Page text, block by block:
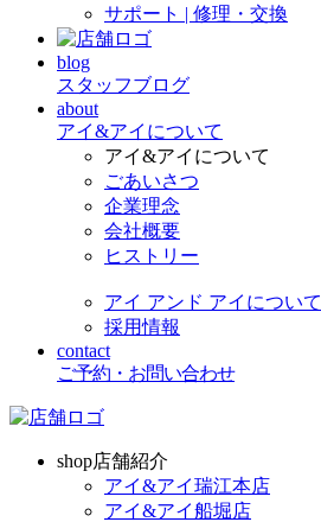
サポート | 修理・交換
blog
スタッフブログ
about
アイ&アイについて
アイ&アイについて
ごあいさつ
企業理念
会社概要
ヒストリー
アイ アンド アイについて
採用情報
contact
ご予約・お問い合わせ
shop店舗紹介
アイ&アイ瑞江本店
アイ&アイ船堀店